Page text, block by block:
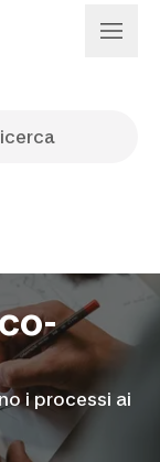
i processi ai